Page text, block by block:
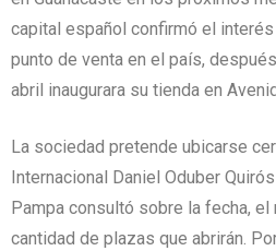
capital español confirmó el
punto de venta en el país,
abril inaugurara su tienda en
La sociedad pretende ubicarse
Internacional Daniel Oduber
Pampa consultó sobre la fecha,
cantidad de plazas que abrirán.